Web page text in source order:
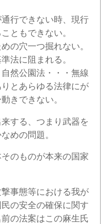
行できない時、現行
ともできない。
の穴一つ掘れない。
法に阻まれる。
然公園法・・・無線
とあらゆる法律にが
きできない。
する、つまり武器を
めの問題。
のものが本来の国家
事態等における我が
の安全の確保に関す
の法案はこの麻生氏